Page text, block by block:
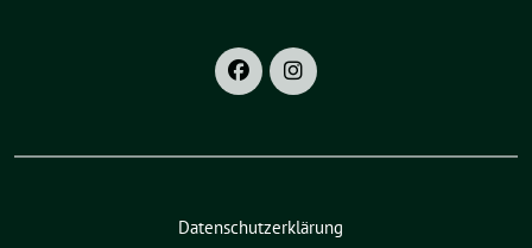
Datenschutzerklärung